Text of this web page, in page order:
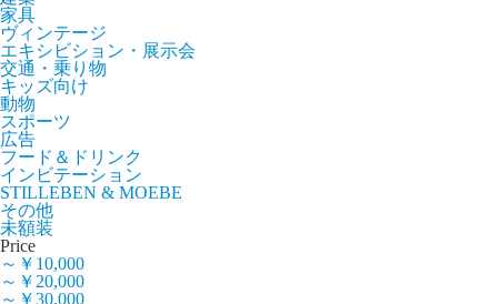
家具
ヴィンテージ
エキシビション・展示会
交通・乗り物
キッズ向け
動物
スポーツ
広告
フード＆ドリンク
インビテーション
STILLEBEN & MOEBE
その他
未額装
Price
～￥10,000
～￥20,000
～￥30,000